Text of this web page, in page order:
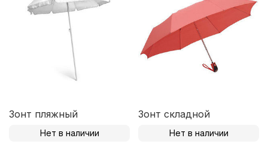
Зонт пляжный
Нет в наличии
Зонт складной
Нет в наличии